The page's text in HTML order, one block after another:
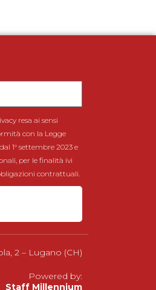
resa ai sensi
con la Legge
1° settembre 2023 e
per le finalità ivi
contrattuali.
2 – Lugano (CH)
Powered by:
Staff Millennium